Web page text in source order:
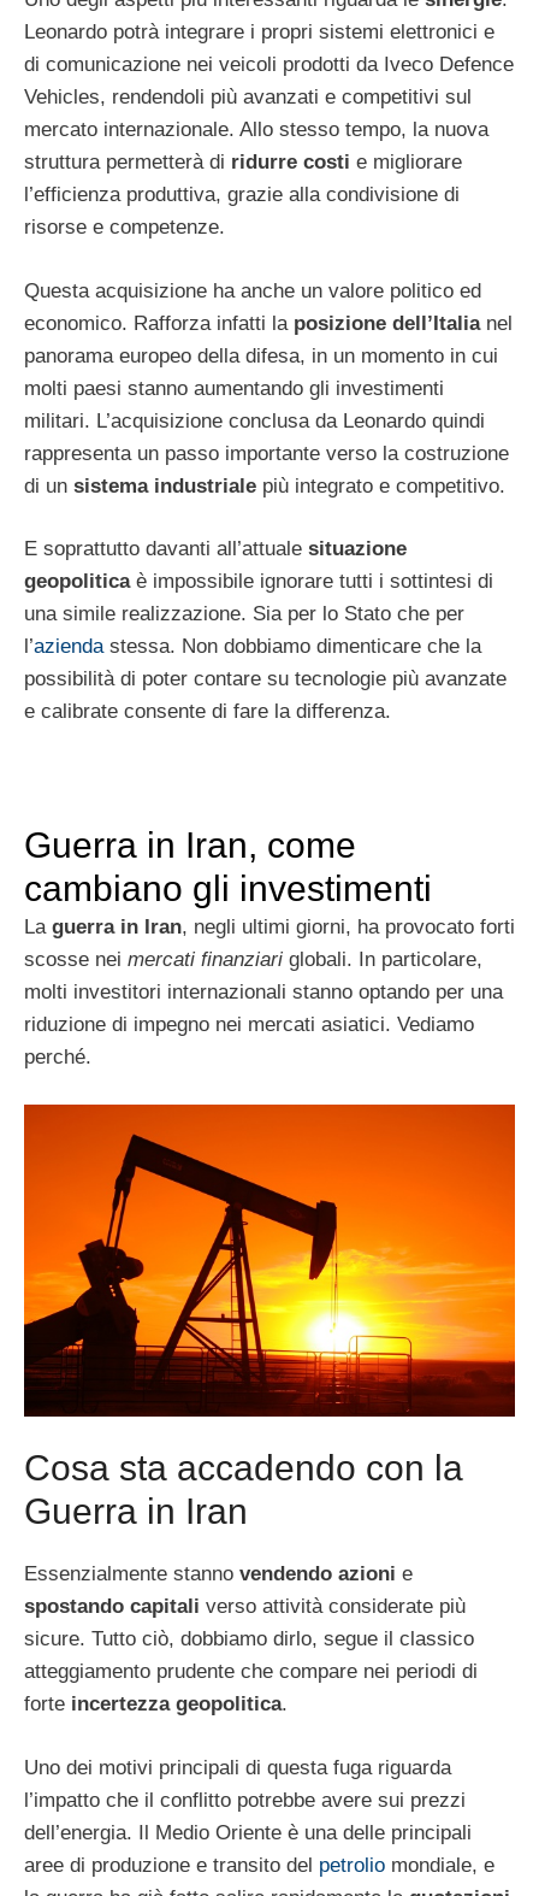
Leonardo potrà integrare i propri sistemi elettronici e
di comunicazione nei veicoli prodotti da Iveco Defence
Vehicles, rendendoli più avanzati e competitivi sul
mercato internazionale. Allo stesso tempo, la nuova
struttura permetterà di ridurre costi e migliorare
l’efficienza produttiva, grazie alla condivisione di
risorse e competenze.
Questa acquisizione ha anche un valore politico ed
economico. Rafforza infatti la posizione dell’Italianel
panorama europeo della difesa, in un momento in cui
molti paesi stanno aumentando gli investimenti
militari. L’acquisizione conclusa da Leonardo quindi
rappresenta un passo importante verso la costruzione
di un sistema industriale più integrato e competitivo.
E soprattutto davanti all’attuale situazione
geopoliticaè impossibile ignorare tutti i sottintesi di
una simile realizzazione. Sia per lo Stato che per
l’aziendastessa. Non dobbiamo dimenticare che la
possibilità di poter contare su tecnologie più avanzate
e calibrate consente di fare la differenza.
Guerra in Iran, come
cambiano gli investimenti
Laguerra in Iran, negli ultimi giorni, ha provocato forti
scosse nei mercati finanziari globali. In particolare,
molti investitori internazionali stanno optando per una
riduzione di impegno nei mercati asiatici. Vediamo
perché.
Cosa sta accadendo con la
Guerra in Iran
Essenzialmente stanno vendendo azioni e
spostando capitali verso attività considerate più
sicure. Tutto ciò, dobbiamo dirlo, segue il classico
atteggiamento prudente che compare nei periodi di
forte incertezza geopolitica.
Uno dei motivi principali di questa fuga riguarda
l’impatto che il conflitto potrebbe avere sui prezzi
dell’energia. Il Medio Oriente è una delle principali
aree di produzione e transito del petrolio mondiale, e